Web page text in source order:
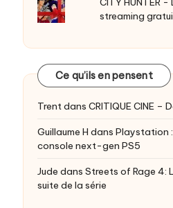
streaming
Ce qu’ils en pensent
Trent dans CRITIQUE CINE –
Guillaume H dans Playstation
console next-gen PS5
Jude dans Streets of Rage 4:
suite de la série